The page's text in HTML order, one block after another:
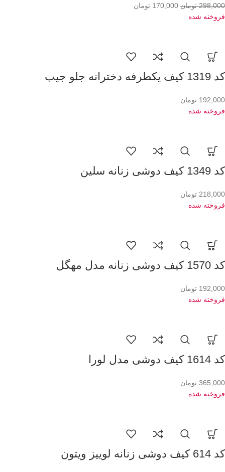
298,000 تومان 170,000 تومان
فروخته شده
کد 1319 کیف یکطرفه دخترانه جلو جیب
192,000 تومان
فروخته شده
کد 1349 کیف دوشی زنانه سلین
218,000 تومان
فروخته شده
کد 1570 کیف دوشی زنانه مدل مهگل
192,000 تومان
فروخته شده
کد 1614 کیف دوشی مدل لورا
365,000 تومان
فروخته شده
کد 614 کیف دوشی زنانه لوییز ویتون